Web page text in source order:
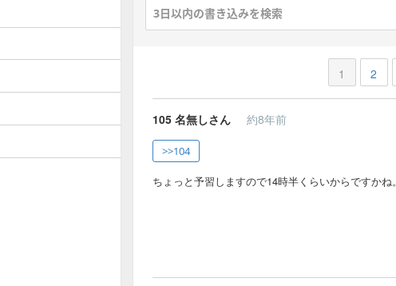
ニズゼルファ(大魔王級)
募集板
1 2
105 名無しさん 約8年前
>>104
ちょっと予習しますので14時半くらいからですかね。